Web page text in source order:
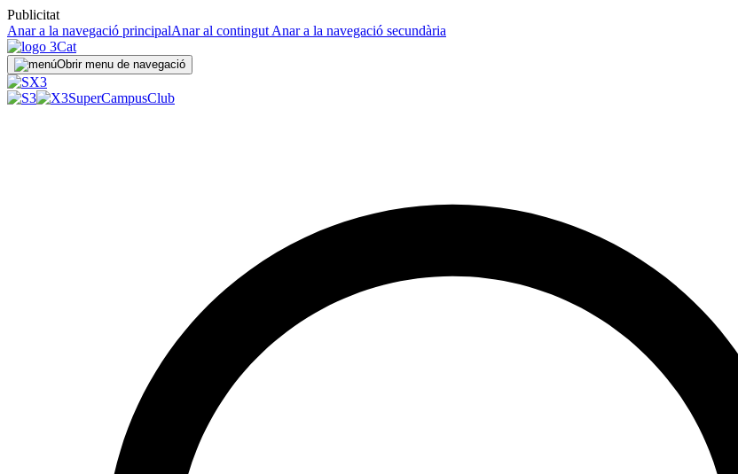
Publicitat
Anar a la navegació principalAnar al contingut Anar a la navegació secundària
Obrir menu de navegació
SuperCampusClub